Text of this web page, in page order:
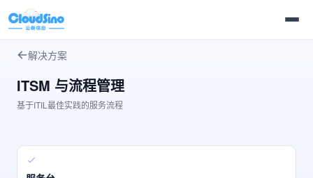
解决方案
ITSM 与流程管理
基于ITIL最佳实践的服务流程